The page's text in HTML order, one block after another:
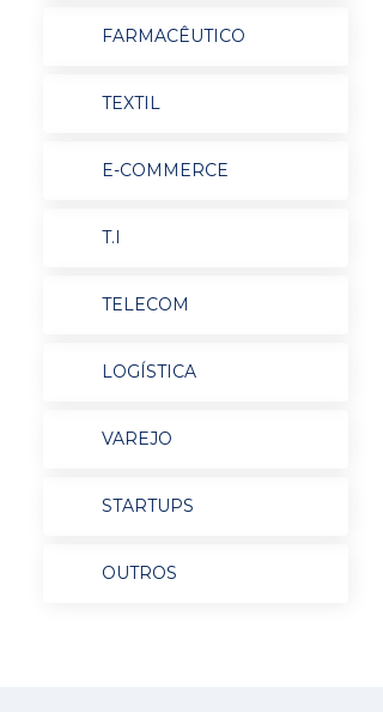
FARMACÊUTICO
TEXTIL
E-COMMERCE
T.I
TELECOM
LOGÍSTICA
VAREJO
STARTUPS
OUTROS